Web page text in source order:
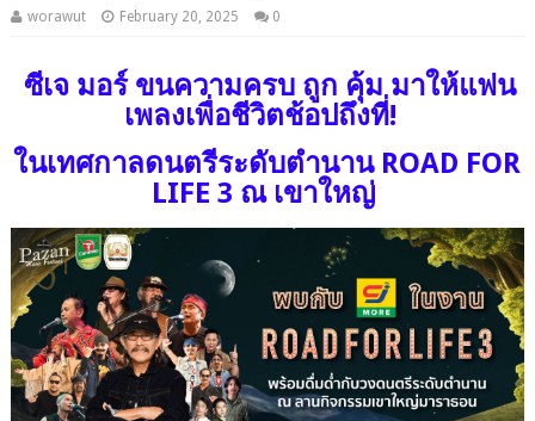
worawut February 20, 2025 0
ซีเจ มอร์ ขนความครบ ถูก คุ้ม มาให้แฟน
เพลงเพื่อชีวิตช้อปถึงที่!
ในเทศกาลดนตรีระดับตำนาน ROAD FOR
LIFE 3 ณ เขาใหญ่